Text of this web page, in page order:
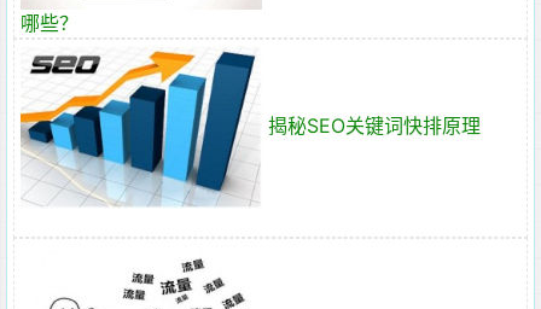
哪些？
揭秘SEO关键词快排原理